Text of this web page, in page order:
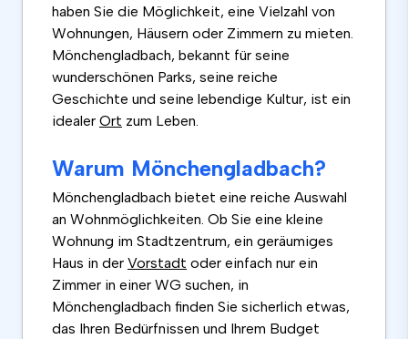
haben Sie die Möglichkeit, eine Vielzahl von
Wohnungen, Häusern oder Zimmern zu mieten.
Mönchengladbach, bekannt für seine
wunderschönen Parks, seine reiche
Geschichte und seine lebendige Kultur, ist ein
idealer Ort zum Leben.
Warum Mönchengladbach?
Mönchengladbach bietet eine reiche Auswahl
an Wohnmöglichkeiten. Ob Sie eine kleine
Wohnung im Stadtzentrum, ein geräumiges
Haus in der Vorstadt oder einfach nur ein
Zimmer in einer WG suchen, in
Mönchengladbach finden Sie sicherlich etwas,
das Ihren Bedürfnissen und Ihrem Budget